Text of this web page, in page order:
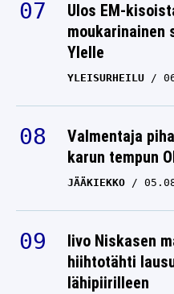
Ulos EM-
moukarinainen
Ylelle
YLEISURHEILU
Valmentaja
karun tempun
JÄÄKIEKKO
Iivo Niskasen
hiihtotähti
lähipiirilleen